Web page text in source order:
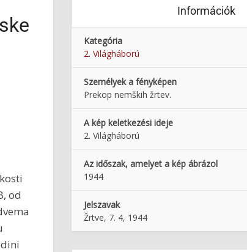
od
Információk
Kategória
2. Világháború
Személyek a fényképen
Prekop nemških žrtev.
A kép keletkezési ideje
2. Világháború
Az időszak, amelyet a kép ábrázol
1944
Jelszavak
Žrtve, 7. 4, 1944